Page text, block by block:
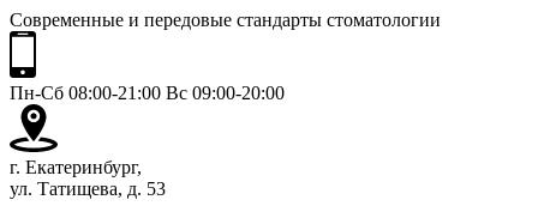
Современные и передовые стандарты стоматологии
Пн-Сб 08:00-21:00 Вс 09:00-20:00
г. Екатеринбург,
ул. Татищева, д. 53